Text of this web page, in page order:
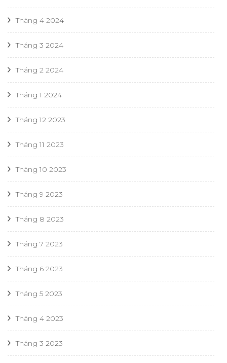
Tháng 4 2024
Tháng 3 2024
Tháng 2 2024
Tháng 1 2024
Tháng 12 2023
Tháng 11 2023
Tháng 10 2023
Tháng 9 2023
Tháng 8 2023
Tháng 7 2023
Tháng 6 2023
Tháng 5 2023
Tháng 4 2023
Tháng 3 2023